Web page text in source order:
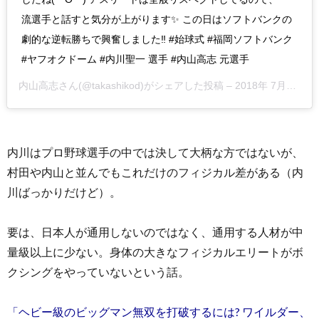
流選手と話すと気分が上がります✨ この日はソフトバンクの
劇的な逆転勝ちで興奮しました‼️ #始球式 #福岡ソフトバンク
#ヤフオクドーム #内川聖一 選手 #内山高志 元選手
内山高志さん(@takashikod)がシェアした投稿 – 2018年 7月月30日午後11時35分PDT
内川はプロ野球選手の中では決して大柄な方ではないが、
村田や内山と並んでもこれだけのフィジカル差がある（内
川ばっかりだけど）。
要は、日本人が通用しないのではなく、通用する人材が中
量級以上に少ない。身体の大きなフィジカルエリートがボ
クシングをやっていないという話。
「ヘビー級のビッグマン無双を打破するには? ワイルダー、